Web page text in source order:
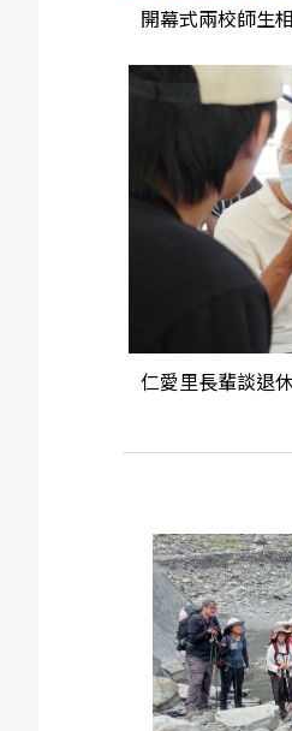
開幕式兩校師生
仁愛里長輩談退